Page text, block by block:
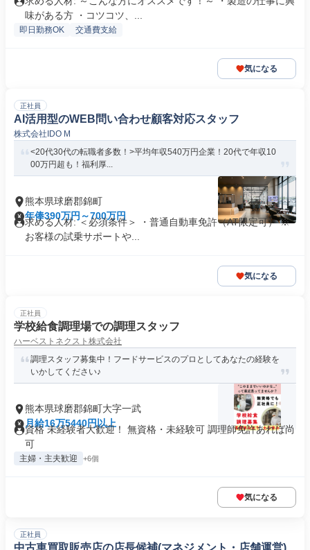
味がある方 ・コツコツ、...
即日勤務OK 交通費支給
気になる
正社員
AI活用型のWEB問い合わせ顧客対応スタッフ
株式会社IDO M
<20代30代の転職者多数！>平均年収540万円企業！20代で年収10
00万円超も！福利厚...
熊本県球磨郡錦町
年俸390万円～700万円
求める人材: ＜必須条件＞ ・普通自動車免許（AT限定可） ※
お客様の試乗サポートや...
気になる
正社員
学校給食調理場での調理スタッフ
ハーベストネクスト株式会社
調理スタッフ募集中！フードサービスのプロとしてあなたの経験を
いかしてください♪
熊本県球磨郡錦町大字一武
月給16万5440円以上
資格 未経験者大歓迎！ 無資格・未経験可 調理師免許あれば尚
可
主婦・主夫歓迎 +6個
気になる
正社員
中古車買取販売店の店長候補(マネジメント・店舗運営)